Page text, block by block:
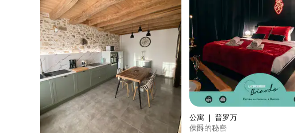
公寓 ｜ 普罗万
侯爵的秘密